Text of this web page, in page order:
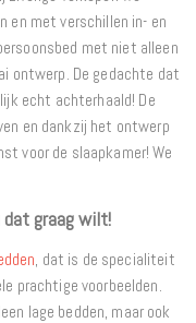
en met verschillen in- en
met niet alleen
ontwerp. De gedachte dat
echt achterhaald! De
en dankzij het ontwerp
voor de slaapkamer! We
dat graag wilt!
, dat is de specialiteit
prachtige voorbeelden.
lage bedden, maar ook